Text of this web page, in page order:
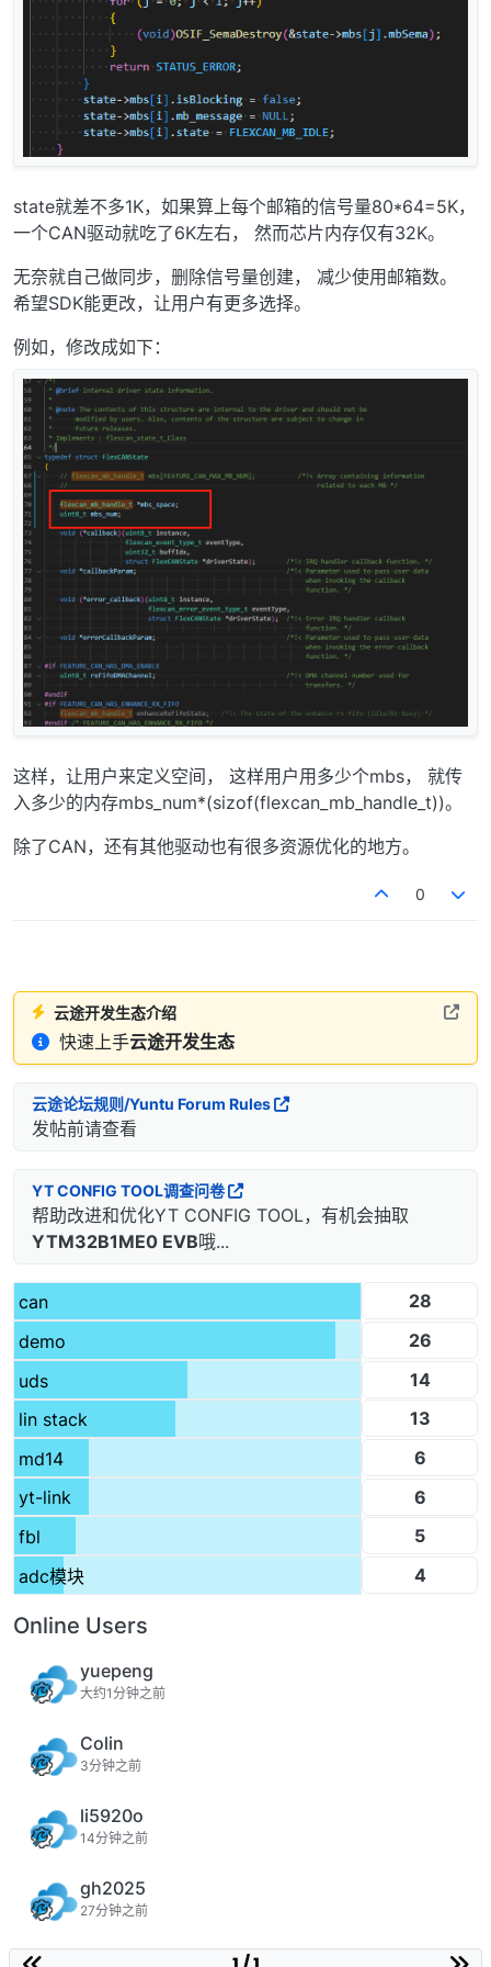
state就差不多1K，如果算上每个邮箱的信号量80*64=5K，
一个CAN驱动就吃了6K左右， 然而芯片内存仅有32K。
无奈就自己做同步，删除信号量创建， 减少使用邮箱数。
希望SDK能更改，让用户有更多选择。
例如，修改成如下：
这样，让用户来定义空间， 这样用户用多少个mbs， 就传
入多少的内存mbs_num*(sizof(flexcan_mb_handle_t))。
除了CAN，还有其他驱动也有很多资源优化的地方。
0
云途开发生态介绍
快速上手云途开发生态
云途论坛规则/Yuntu Forum Rules
发帖前请查看
YT CONFIG TOOL调查问卷
帮助改进和优化YT CONFIG TOOL，有机会抽取
YTM32B1ME0 EVB哦...
can
28
demo
26
uds
14
lin stack
13
md14
6
yt-link
6
fbl
5
adc模块
4
Online Users
yuepeng
大约1分钟之前
Colin
3分钟之前
li5920o
14分钟之前
gh2025
27分钟之前